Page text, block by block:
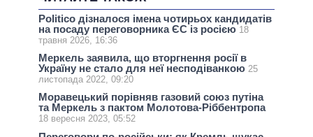
Politico дізналося імена чотирьох кандидатів
на посаду переговорника ЄС із росією 18
травня 2026, 16:36
Меркель заявила, що вторгнення росії в
Україну не стало для неї несподіванкою 25
листопада 2022, 09:20
Моравецький порівняв газовий союз путіна
та Меркель з пактом Молотова-Ріббентропа
18 вересня 2023, 05:52